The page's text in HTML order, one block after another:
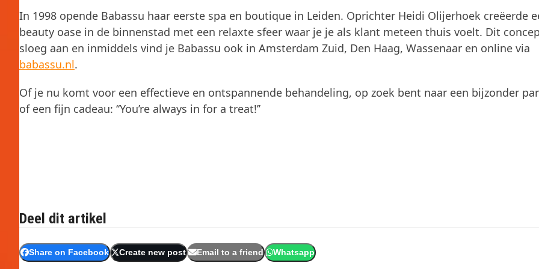
In 1998 opende Babassu haar eerste spa en boutique in Leiden. Oprichter Heidi Olijerhoek creëerde
beauty oase in de binnenstad met een relaxte sfeer waar je je als klant meteen thuis voelt. Dit
sloeg aan en inmiddels vind je Babassu ook in Amsterdam Zuid, Den Haag, Wassenaar en online via
babassu.nl.
Of je nu komt voor een effectieve en ontspannende behandeling, op zoek bent naar een bijzonder
of een fijn cadeau: ‘‘You’re always in for a treat!’’
Deel dit artikel
Share on Facebook Create new post Email to a friend Whatsapp